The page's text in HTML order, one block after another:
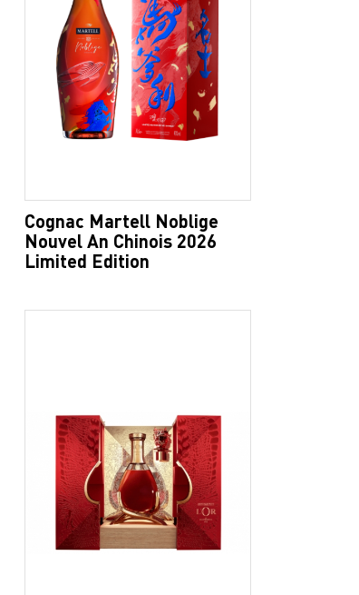
Cognac Martell Noblige
Nouvel An Chinois 2026
Limited Edition